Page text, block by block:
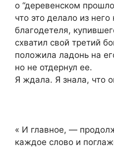
о “деревенском
что это делало из него
благодетеля,
схватил свой третий
положила ладонь на
но не отдернул ее.
Я ждала. Я знала, что
« И главное, —
каждое слово и